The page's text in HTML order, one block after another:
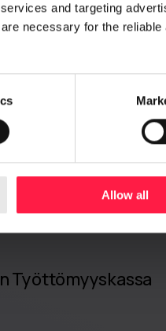
and targeting
necessary for the reliable
Allow all
Työttömyyskassa